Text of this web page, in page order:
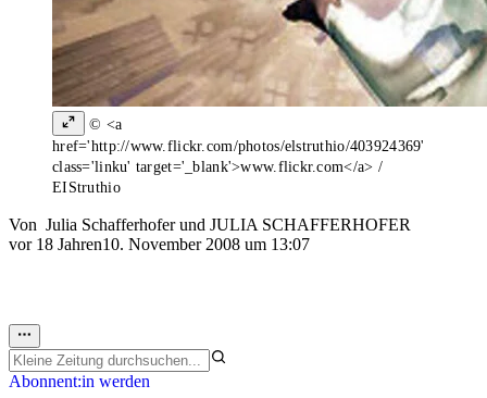
© <a
href='http://www.flickr.com/photos/elstruthio/403924369'
class='linku' target='_blank'>www.flickr.com</a> /
EIStruthio
Von Julia Schafferhoferund JULIA SCHAFFERHOFER
vor 18 Jahren10. November 2008 um 13:07
Abonnent:in werden